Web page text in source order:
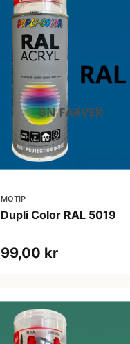
MOTIP
Dupli Color RAL 5019
99,00 kr